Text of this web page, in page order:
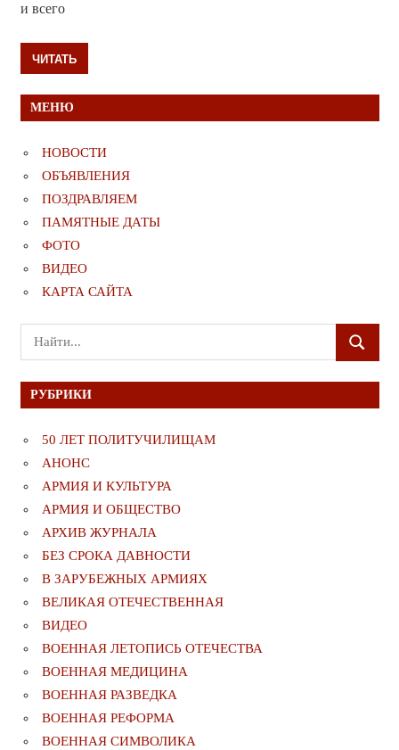
и всего
ЧИТАТЬ
МЕНЮ
НОВОСТИ
ОБЪЯВЛЕНИЯ
ПОЗДРАВЛЯЕМ
ПАМЯТНЫЕ ДАТЫ
ФОТО
ВИДЕО
КАРТА САЙТА
Поиск
для:
ПОИСК
РУБРИКИ
50 ЛЕТ ПОЛИТУЧИЛИЩАМ
АНОНС
АРМИЯ И КУЛЬТУРА
АРМИЯ И ОБЩЕСТВО
АРХИВ ЖУРНАЛА
БЕЗ СРОКА ДАВНОСТИ
В ЗАРУБЕЖНЫХ АРМИЯХ
ВЕЛИКАЯ ОТЕЧЕСТВЕННАЯ
ВИДЕО
ВОЕННАЯ ЛЕТОПИСЬ ОТЕЧЕСТВА
ВОЕННАЯ МЕДИЦИНА
ВОЕННАЯ РАЗВЕДКА
ВОЕННАЯ РЕФОРМА
ВОЕННАЯ СИМВОЛИКА